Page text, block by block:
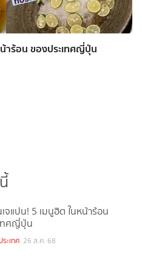
าร้อน ของประเทศญี่ปุ่น
จแปน! 5 เมนูฮิต ในหน้าร้อน
ทศญี่ปุ่น
ะเทศ 26 ส.ค. 68